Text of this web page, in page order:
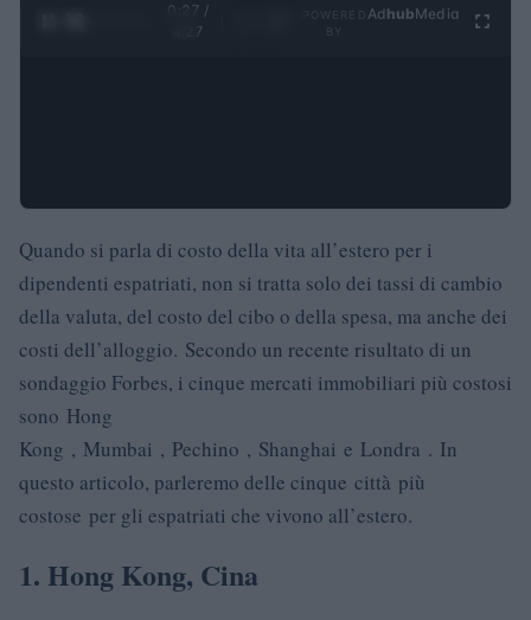
0:28 /
4:27
Ad hubMedia
Quando si parla di costo della vita all’estero per i
dipendenti espatriati, non si tratta solo dei tassi di cambio
della valuta, del costo del cibo o della spesa, ma anche dei
costi dell’alloggio. Secondo un recente risultato di un
sondaggio Forbes, i cinque mercati immobiliari più costosi
sono Hong
Kong , Mumbai , Pechino , Shanghai e Londra . In
questo articolo, parleremo delle cinque città più
costose per gli espatriati che vivono all’estero.
1. Hong Kong, Cina